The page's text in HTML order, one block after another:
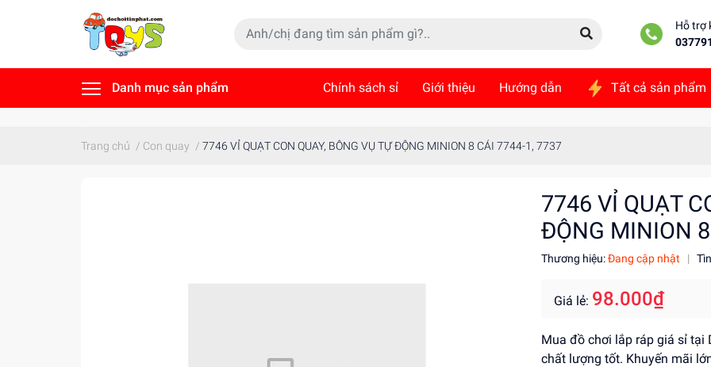
Hỗ trợ
Danh mục sản phẩm Chính sách sỉ Giới thiệu Hướng dẫn Tất cả sản phẩm
Trang chủ / Con quay / 7746 VỈ QUẠT CON QUAY, BÔNG VỤ TỰ ĐỘNG MINION 8 CÁI 7744-1, 7737
7746 VỈ QUẠT
ĐỘNG MINION
Thương hiệu:Đang cập nhật |
Giá lẻ: 98.000₫
Mua đồ chơi lắp ráp giá sỉ tại
chất lượng tốt. Khuyến mãi